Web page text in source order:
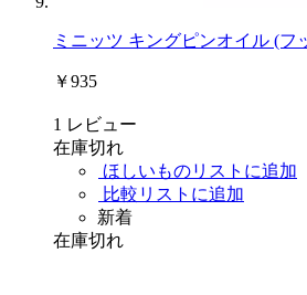
ミニッツ キングピンオイル (フ
￥935
1 レビュー
在庫切れ
ほしいものリストに追加
比較リストに追加
新着
在庫切れ